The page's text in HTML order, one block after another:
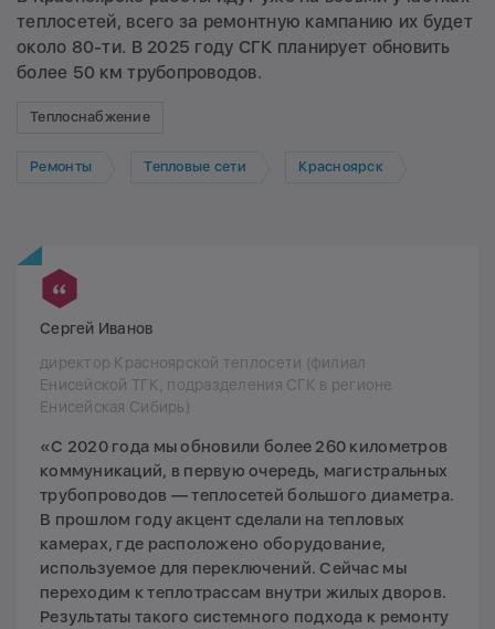
теплосетей, всего за ремонтную кампанию их будет
около 80-ти. В 2025 году СГК планирует обновить
более 50 км трубопроводов.
Теплоснабжение
Ремонты Тепловые сети Красноярск
Сергей Иванов
директор Красноярской теплосети (филиал
Енисейской ТГК, подразделения СГК в регионе
Енисейская Сибирь)
«С 2020 года мы обновили более 260 километров
коммуникаций, в первую очередь, магистральных
трубопроводов — теплосетей большого диаметра.
В прошлом году акцент сделали на тепловых
камерах, где расположено оборудование,
используемое для переключений. Сейчас мы
переходим к теплотрассам внутри жилых дворов.
Результаты такого системного подхода к ремонту